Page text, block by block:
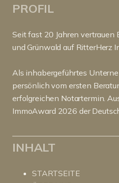
PROFIL
Seit fast 20 Jahren vertrauen
und Grünwald auf RitterHerz
Als inhabergeführtes
persönlich vom ersten
erfolgreichen Notartermin.
ImmoAward 2026 der
INHALT
STARTSEITE